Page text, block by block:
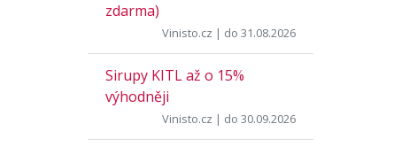
zdarma)
Vinisto.cz | do 31.08.2026
Sirupy KITL až o 15%
výhodněji
Vinisto.cz | do 30.09.2026